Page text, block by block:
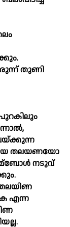
തുണി
തലയണയോ
നടുവ്‌
എന്ന